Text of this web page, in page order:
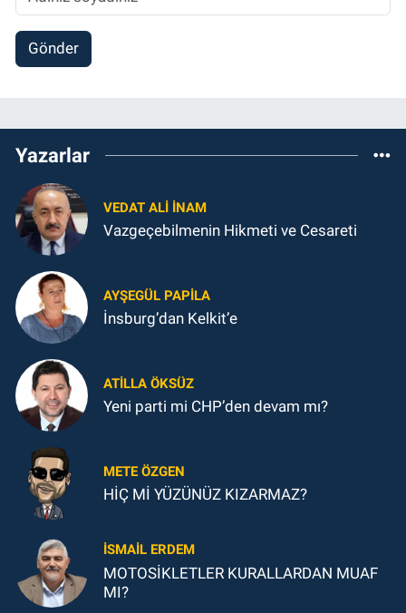
Gönder
Yazarlar
VEDAT ALI İNAM
Vazgeçebilmenin Hikmeti ve Cesareti
AYŞEGÜL PAPILA
İnsburg’dan Kelkit’e
ATILLA ÖKSÜZ
Yeni parti mi CHP’den devam mı?
METE ÖZGEN
HİÇ Mİ YÜZÜNÜZ KIZARMAZ?
İSMAIL ERDEM
MOTOSİKLETLER KURALLARDAN MUAF
MI?